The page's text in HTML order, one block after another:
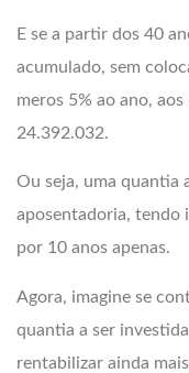
E se a partir dos 40
acumulado, sem
meros 5% ao ano,
24.392.032.
Ou seja, uma quantia
aposentadoria, tendo
por 10 anos apenas.
Agora, imagine se
quantia a ser
rentabilizar ainda